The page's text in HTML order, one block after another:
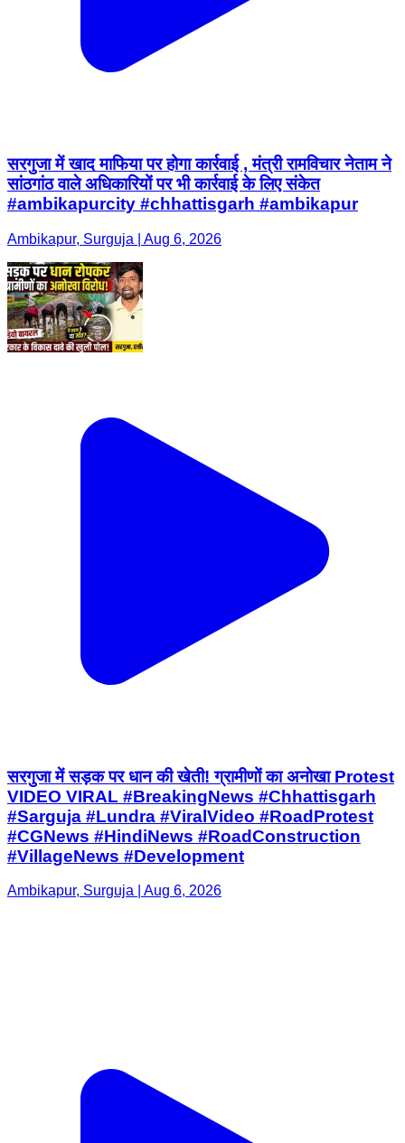
सरगुजा में खाद माफिया पर होगा कार्रवाई , मंत्री रामविचार नेताम ने
सांठगांठ वाले अधिकारियों पर भी कार्रवाई के लिए संकेत
#ambikapurcity #chhattisgarh #ambikapur
Ambikapur, Surguja | Aug 6, 2026
सरगुजा में सड़क पर धान की खेती! ग्रामीणों का अनोखा Protest
VIDEO VIRAL #BreakingNews #Chhattisgarh
#Sarguja #Lundra #ViralVideo #RoadProtest
#CGNews #HindiNews #RoadConstruction
#VillageNews #Development
Ambikapur, Surguja | Aug 6, 2026